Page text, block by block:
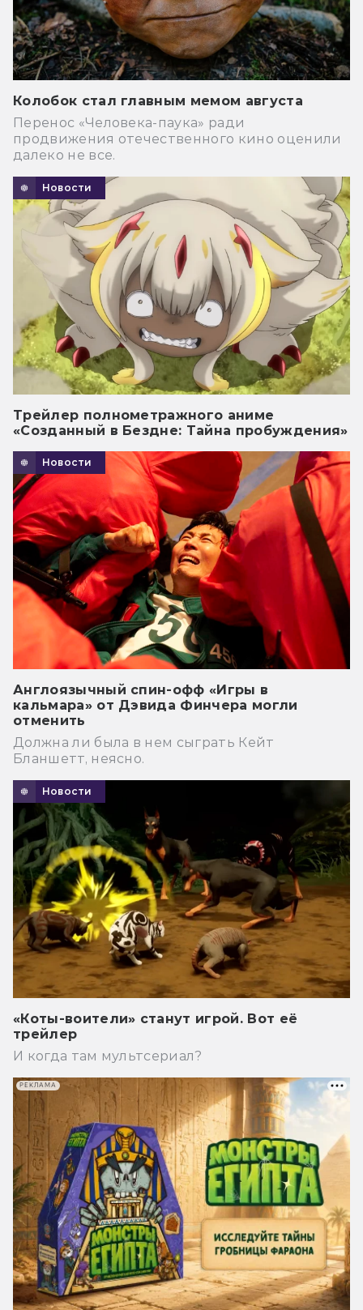
Колобок стал главным мемом августа
Перенос «Человека-паука» ради
продвижения отечественного кино оценили
далеко не все.
Новости
Трейлер полнометражного аниме
«Созданный в Бездне: Тайна пробуждения»
Новости
Англоязычный спин-офф «Игры в
кальмара» от Дэвида Финчера могли
отменить
Должна ли была в нем сыграть Кейт
Бланшетт, неясно.
Новости
«Коты-воители» станут игрой. Вот её
трейлер
И когда там мультсериал?
РЕКЛАМА